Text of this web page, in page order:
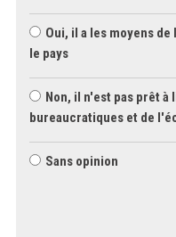
Oui, il a les moyens
le pays
Non, il n'est pas prêt
bureaucratiques et de
Sans opinion